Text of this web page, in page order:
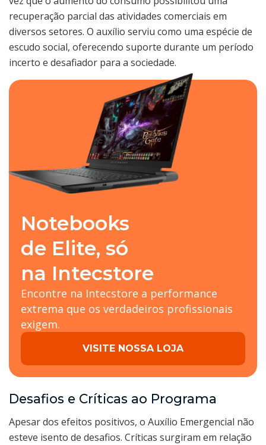
recuperação parcial das atividades comerciais em
diversos setores. O auxílio serviu como uma espécie de
escudo social, oferecendo suporte durante um período
incerto e desafiador para a sociedade.
Notebooks
de Elite, só
na Intecstore
Encontre na Intecstore a performance
extrema que os verdadeiros profissionais
exigem.
VISITE NOSSA LOJA
Desafios e Críticas ao Programa
Apesar dos efeitos positivos, o Auxílio Emergencial não
esteve isento de desafios. Críticas surgiram em relação